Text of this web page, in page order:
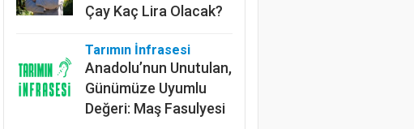
Çay Kaç Lira Olacak?
Tarımın İnfrasesi
Anadolu’nun Unutulan,
Günümüze Uyumlu
Değeri: Maş Fasulyesi